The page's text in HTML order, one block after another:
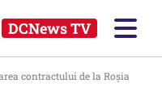
DCNews TV
contractului de la Roșia